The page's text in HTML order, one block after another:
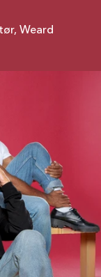
Weard